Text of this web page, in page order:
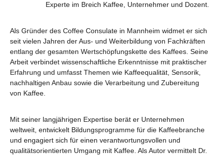
Experte im Breich Kaffee, Unternehmer und Dozent.
Als Gründer des Coffee Consulate in Mannheim widmet er sich
seit vielen Jahren der Aus- und Weiterbildung von Fachkräften
entlang der gesamten Wertschöpfungskette des Kaffees. Seine
Arbeit verbindet wissenschaftliche Erkenntnisse mit praktischer
Erfahrung und umfasst Themen wie Kaffeequalität, Sensorik,
nachhaltigen Anbau sowie die Verarbeitung und Zubereitung
von Kaffee.
Mit seiner langjährigen Expertise berät er Unternehmen
weltweit, entwickelt Bildungsprogramme für die Kaffeebranche
und engagiert sich für einen verantwortungsvollen und
qualitätsorientierten Umgang mit Kaffee. Als Autor vermittelt Dr.